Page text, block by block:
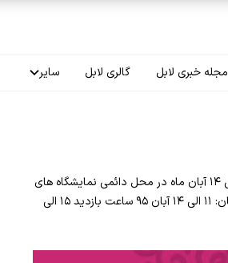
مجله خبری لابل گالری لابل سایر
سوالات متداول
نمایشگاه بین المللی صنعت و ساختمان تبریز هشتمین نمایشگاه بین المللی صنعت و ساختمان تبریز ۱۱ الی ۱۴ آبان ماه در محل دائمی نمایشگاه های
بین المللی تبریز برگزار می گردد. که کمپانی سقف های کشسان لابل در این نمایشگاه حضور خواهد داشت. زمان: ۱۱ الی ۱۴ آبان ۹۵ ساعت بازدید ۱۵ الی